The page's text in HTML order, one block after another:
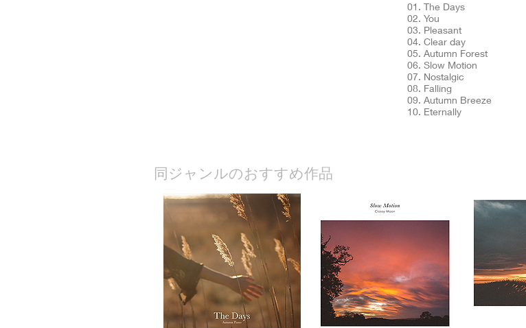
01. The Days
02. You
03. Pleasant
04. Clear day
05. Autumn Forest
06. Slow Motion
07. Nostalgic
08. Falling
09. Autumn Breeze
10. Eternally
​同ジャンルのおすすめ作品